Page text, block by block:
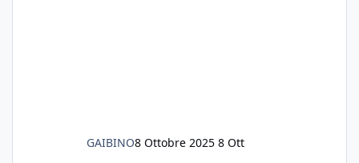
GAIBINO8 Ottobre 2025 8 Ott